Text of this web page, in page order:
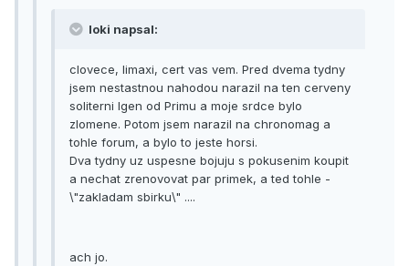
loki napsal:
clovece, limaxi, cert vas vem. Pred dvema tydny
jsem nestastnou nahodou narazil na ten cerveny
soliterni Igen od Primu a moje srdce bylo
zlomene. Potom jsem narazil na chronomag a
tohle forum, a bylo to jeste horsi.
Dva tydny uz uspesne bojuju s pokusenim koupit
a nechat zrenovovat par primek, a ted tohle -
\"zakladam sbirku\" ....
ach jo.